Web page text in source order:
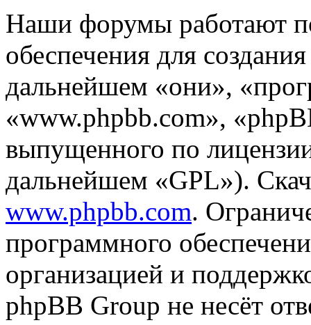
Наши форумы работают
обеспечения для
дальнейшем «они»,
«www.phpbb.com»,
выпущенного по
дальнейшем «GPL»).
www.phpbb.com.
программного
организацией и
phpBB Group не несёт